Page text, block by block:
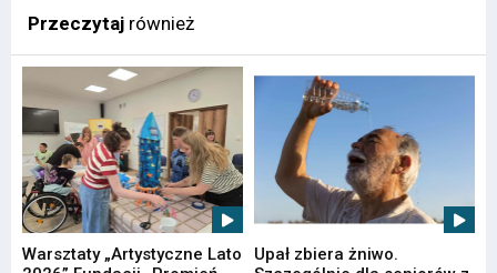
Przeczytaj również
Warsztaty „Artystyczne Lato
Upał zbiera żniwo.